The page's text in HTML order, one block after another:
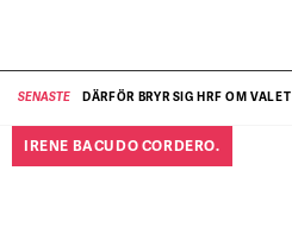
SENASTE DÄRFÖR BRYR SIG HRF OM VALET
IRENE BACUDO CORDERO.